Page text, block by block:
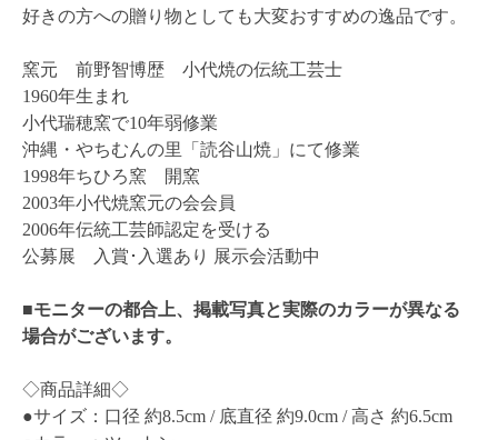
好きの方への贈り物としても大変おすすめの逸品です。
窯元 前野智博歴 小代焼の伝統工芸士
1960年生まれ
小代瑞穂窯で10年弱修業
沖縄・やちむんの里「読谷山焼」にて修業
1998年ちひろ窯 開窯
2003年小代焼窯元の会会員
2006年伝統工芸師認定を受ける
公募展 入賞･入選あり 展示会活動中
■モニターの都合上、掲載写真と実際のカラーが異なる
場合がございます。
◇商品詳細◇
●サイズ：口径 約8.5cm / 底直径 約9.0cm / 高さ 約6.5cm